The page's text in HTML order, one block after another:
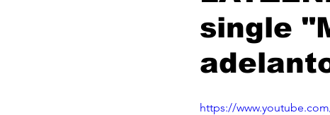
single
https://